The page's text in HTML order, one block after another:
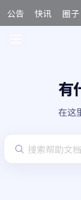
公告 快讯 圈子
有
在这